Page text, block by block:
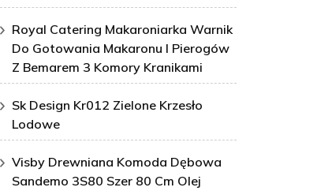
Royal Catering Makaroniarka Warnik
Do Gotowania Makaronu I Pierogów
Z Bemarem 3 Komory Kranikami
Sk Design Kr012 Zielone Krzesło
Lodowe
Visby Drewniana Komoda Dębowa
Sandemo 3S80 Szer 80 Cm Olej